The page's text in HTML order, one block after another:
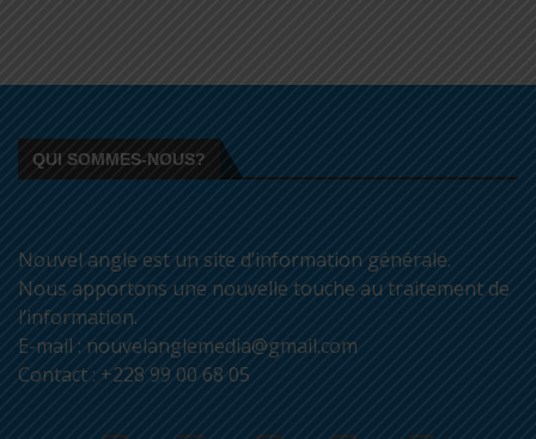
QUI SOMMES-NOUS?
Nouvel angle est un site d’information générale.
Nous apportons une nouvelle touche au traitement de
l’information.
E-mail : nouvelanglemedia@gmail.com
Contact : +228 99 00 68 05